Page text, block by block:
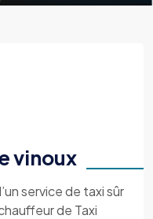
vinoux
service de taxi sûr
de Taxi